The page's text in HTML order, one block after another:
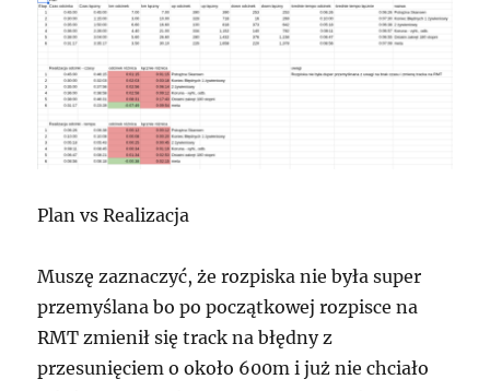
Plan vs Realizacja
Muszę zaznaczyć, że rozpiska nie była super
przemyślana bo po początkowej rozpisce na
RMT zmienił się track na błędny z
przesunięciem o około 600m i już nie chciało